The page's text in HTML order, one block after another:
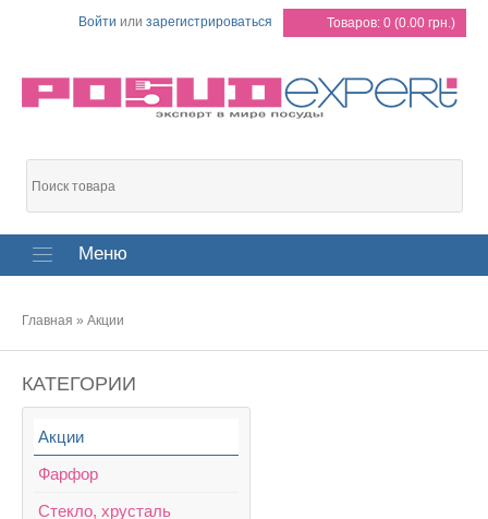
Товаров: 0 (0.00 грн.)
Войти или зарегистрироваться
Меню
Главная » Акции
КАТЕГОРИИ
Акции
Фарфор
Стекло, хрусталь